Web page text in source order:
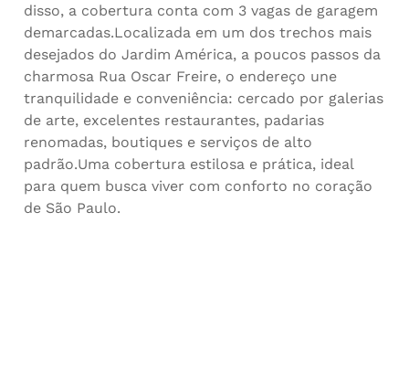
disso, a cobertura conta com 3 vagas de garagem
demarcadas.Localizada em um dos trechos mais
desejados do Jardim América, a poucos passos da
charmosa Rua Oscar Freire, o endereço une
tranquilidade e conveniência: cercado por galerias
de arte, excelentes restaurantes, padarias
renomadas, boutiques e serviços de alto
padrão.Uma cobertura estilosa e prática, ideal
para quem busca viver com conforto no coração
de São Paulo.